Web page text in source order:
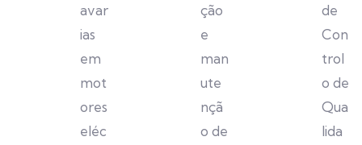
avar
ias
em
mot
ores
eléc
ção
e
man
ute
nçã
o de
de
Con
trol
o de
Qua
lida